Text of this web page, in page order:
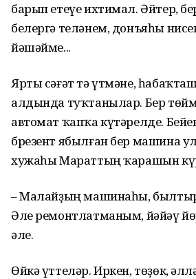
барып етеүе ихтимал. Әйтер,
белергә теләнем, донъяһы
йәшәйме...
Ярты сәғәт тә үтмәне,
алдында туҡтанылар. Бер
автомат ҡапҡа күтәрелде.
брезент ябылған бер машина
хужаһы Мараттың ҡарашын
– Малайҙың машинаһы, былтыр
Әле ремонтлатманым, йәйәү
әле.
Өйкә үттеләр. Иркен, төҙөк,